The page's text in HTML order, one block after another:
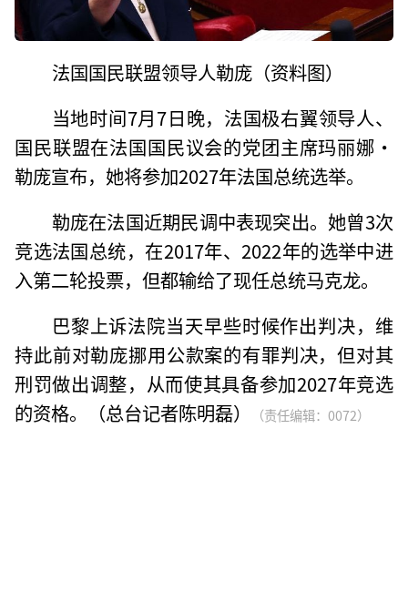
法国国民联盟领导人勒庞（资料图）
当地时间7月7日晚，法国极右翼领导人、
国民联盟在法国国民议会的党团主席玛丽娜·
勒庞宣布，她将参加2027年法国总统选举。
勒庞在法国近期民调中表现突出。她曾3次
竞选法国总统，在2017年、2022年的选举中进
入第二轮投票，但都输给了现任总统马克龙。
巴黎上诉法院当天早些时候作出判决，维
持此前对勒庞挪用公款案的有罪判决，但对其
刑罚做出调整，从而使其具备参加2027年竞选
的资格。（总台记者陈明磊）
（责任编辑：0072）